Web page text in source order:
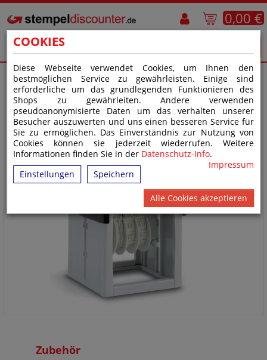
COOKIES
Diese Webseite verwendet Cookies, um Ihnen den
bestmöglichen Service zu gewährleisten. Einige sind
erforderliche um das grundlegenden Funktionieren des
Shops zu gewährleiten. Andere verwenden
pseudoanonymisierte Daten um das verhalten unserer
Besucher auszuwerten und uns einen besseren Service für
Sie zu ermöglichen. Das Einverständnis zur Nutzung von
Cookies können sie jederzeit wiederrufen. Weitere
Informationen finden Sie in der Datenschutz-Info.
Impressum
Einstellungen
Speichern
Alle Cookies akzeptieren
0,00 €
Zubehör